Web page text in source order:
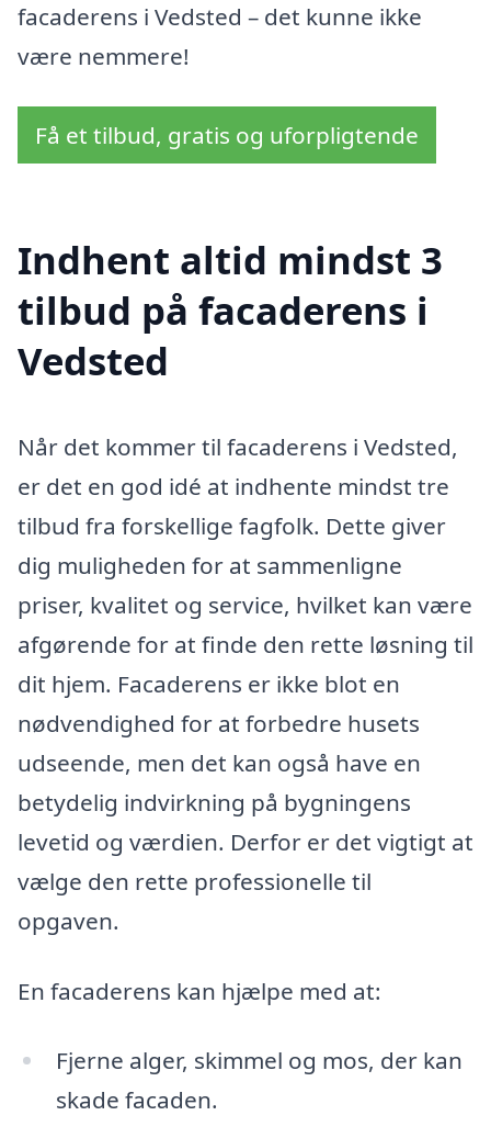
facaderens i Vedsted – det kunne ikke
være nemmere!
Få et tilbud, gratis og uforpligtende
Indhent altid mindst 3
tilbud på facaderens i
Vedsted
Når det kommer til facaderens i Vedsted,
er det en god idé at indhente mindst tre
tilbud fra forskellige fagfolk. Dette giver
dig muligheden for at sammenligne
priser, kvalitet og service, hvilket kan være
afgørende for at finde den rette løsning til
dit hjem. Facaderens er ikke blot en
nødvendighed for at forbedre husets
udseende, men det kan også have en
betydelig indvirkning på bygningens
levetid og værdien. Derfor er det vigtigt at
vælge den rette professionelle til
opgaven.
En facaderens kan hjælpe med at:
Fjerne alger, skimmel og mos, der kan
skade facaden.